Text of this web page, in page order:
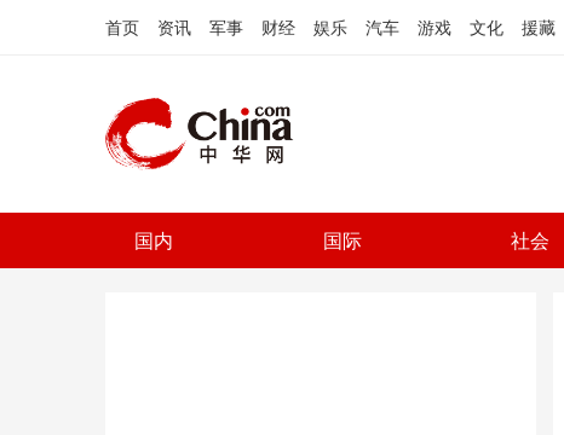
首页 资讯 军事 财经 娱乐 汽车 游戏 文化 援藏
国内 国际 社会